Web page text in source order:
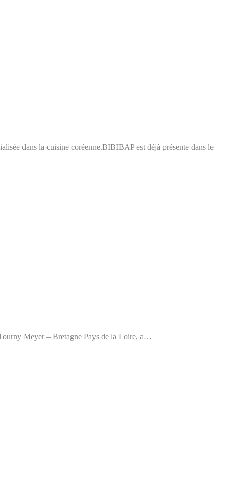
dans la cuisine coréenne.BIBIBAP est déjà présente dans le
Meyer – Bretagne Pays de la Loire, a…